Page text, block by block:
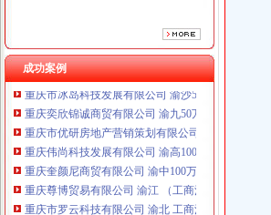
成功案例
重庆奕欣锦诚商贸有限公司 渝九50万 （工商注册）
重庆市优研房地产营销策划有限公司
重庆伟尚科技发展有限公司 渝高100万 （工商注册）
重庆奎颜尼商贸有限公司 渝中100万 （工商注册）
重庆尊博贸易有限公司 渝江 （工商注册）
重庆市罗云科技有限公司 渝北 工商注册